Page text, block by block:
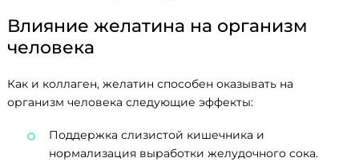
Влияние желатина на организм
человека
Как и коллаген, желатин способен оказывать на
организм человека следующие эффекты:
Поддержка слизистой кишечника и
нормализация выработки желудочного сока.